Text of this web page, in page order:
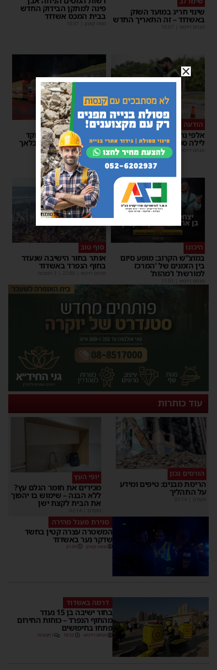
שינוי חריג במועד השוק
באשדוד – זה התאריך החדש
מנחם דויטש 16:07
פינה למתקן הבידוק החדש
בבית המכס אשדוד
משה קאהן 15:37
הודעה לנהגים
אלפי נהגים יושפעו: עבודות
לילה סמוך לאשדוד
מנחם דויטש 11:10
כל טיפה מצילה
אשדוד מצילה חיים: מוקד
התרמת דם ליד השטיבלאך
משה קאהן |
11:05
היכונו
במוצ”ש הקרוב: מופע סיום
בין הזמנים של 'המרכז
למורשת' ו'מהות'
מנחם דויטש
סוף טוב
אותר בחור הישיבה שנעדר
בחוף הנפרד באשדוד
מנחם דויטש 22:08
עוד כותרות
הורסים נכון
הריסת מבנים: טיפים ומידע
על התהליך
מקודם
יופי העץ
מכירים את חומר הגלם עץ?
ללא הבנה – שימוש בו יהפוך
את הבית לקצת ישן
מקודם
סגירת מעגל מהירה
המשטרה עצרה קטין בחשד
שדקר נער באשדוד
משה קאהן 21:59
דרמה באשדוד
בחור ישיבה בן 15 נעדר
מהחוף הנפרד – כוחות החירום
פתחו בחיפושים
מנחם דויטש 18:32 1 תגובות
פרסומת